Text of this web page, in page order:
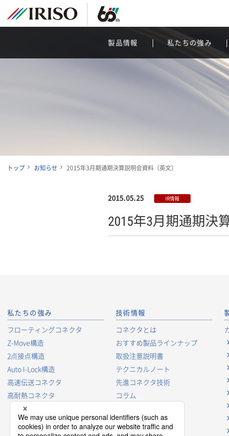
製品情報 私たちの強み
トップ お知らせ 2015年3月期通期決算説明会資料（英文）
2015.05.25 IR情報
2015年3月期通期決
私たちの強み
フローティングコネクタ
Z-Move構造
2点接点構造
Auto I-Lock構造
高速伝送コネクタ
高耐熱コネクタ
技術情報
コネクタとは
おすすめ製品ラインナップ
取扱注意説明書
テクニカルノート
先進コネクタ技術
コラム
コネクタ用語集